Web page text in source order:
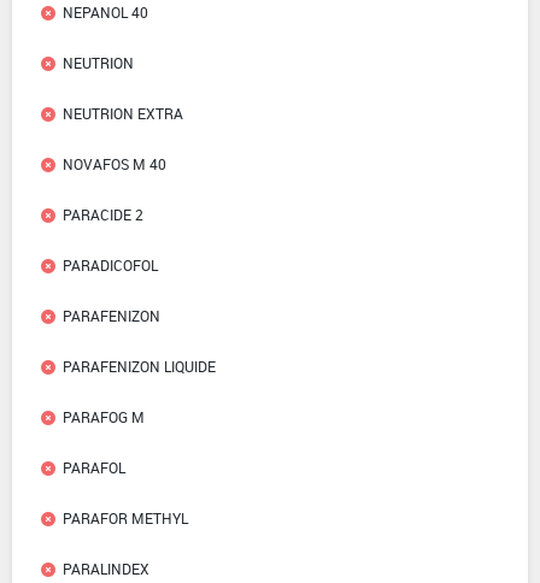
NEPANOL 40
NEUTRION
NEUTRION EXTRA
NOVAFOS M 40
PARACIDE 2
PARADICOFOL
PARAFENIZON
PARAFENIZON LIQUIDE
PARAFOG M
PARAFOL
PARAFOR METHYL
PARALINDEX